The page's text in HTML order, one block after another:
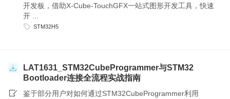
开发板，借助X-Cube-TouchGFX一站式图形开发工具，快速
开 ...
STM32H5
LAT1631_STM32CubeProgrammer与STM32
Bootloader连接全流程实战指南
鉴于部分用户对如何通过STM32CubeProgrammer利用